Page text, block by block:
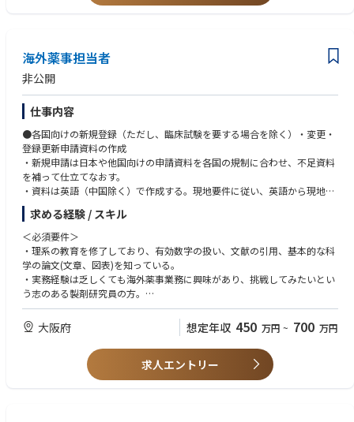
海外薬事担当者
非公開
仕事内容
●各国向けの新規登録（ただし、臨床試験を要する場合を除く）・変更・
登録更新申請資料の作成
・新規申請は日本や他国向けの申請資料を各国の規制に合わせ、不足資料
を補って仕立てなおす。
・資料は英語（中国除く）で作成する。現地要件に従い、英語から現地語
に翻訳される。
・現在海外薬事で管理する製品輸出国は、中国、ロシア（EAEU）、ポー
ランド、ベトナム、タイ、韓国
●市販後の登録変更管理
・製造所、品質保証部と連携して、製造・規格試験法・包装表示（添付文
書・ラベル等）・原材料（原薬・添加剤・直接容器）に関わる登録内容の
・現地規制（登録規定・薬局方など）変更・改正に伴う、登録内容の変更
●輸出品に関わる国内薬事業務
・輸出用医薬品製造届・変更届の提出
・輸出品の適合性調査申請（定期以外）
求める経験 / スキル
＜必須要件＞
・理系の教育を修了しており、有効数字の扱い、文献の引用、基本的な科
学の論文(文章、図表)を知っている。
・実務経験は乏しくても海外薬事業務に興味があり、挑戦してみたいとい
う志のある製剤研究員の方。
＜歓迎要件＞
・薬学教育を修了している(薬事法規制、薬局方等、医薬品独特の許認可を
認知している)。
・海外or国内薬事業務の実務経験者、あるいはCMCの実務経験者で申請書
類作成業務の経験者。
大阪府 想定年収 450 万円 ~ 700 万円
求人エントリー